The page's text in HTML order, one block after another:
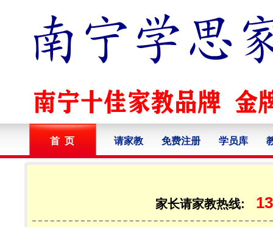
首 页 请家教 免费注册 学员库
家长请家教热线: